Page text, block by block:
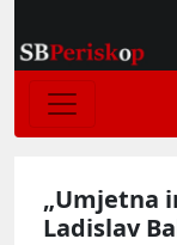
„Umjetna
Ladislav